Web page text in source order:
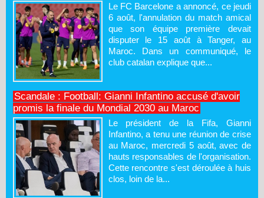
Le FC Barcelone a annoncé, ce jeudi
6 août, l'annulation du match amical
que son équipe première devait
disputer le 15 août à Tanger, au
Maroc. Dans un communiqué, le
club catalan explique que...
Scandale : Football: Gianni Infantino accusé d'avoir
promis la finale du Mondial 2030 au Maroc
Le président de la Fifa, Gianni
Infantino, a tenu une réunion de crise
au Maroc, mercredi 5 août, avec de
hauts responsables de l'organisation.
Cette rencontre s'est déroulée à huis
clos, loin de la...